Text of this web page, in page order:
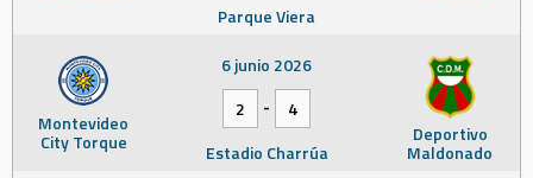
Parque Viera
Montevideo
City Torque Deportivo
Maldonado
6 junio 2026
2
-
4
Estadio Charrúa